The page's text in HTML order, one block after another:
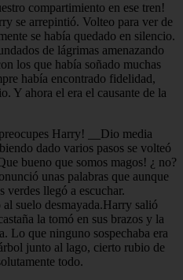
compartimiento en ese tren!
se arrepintió. Volteo para ver de
se había quedado en silencio.
de lágrimas amenazando
los que había soñado muchas
había encontrado fidelidad,
Y ahora el era el causante de la
Harry! __Dio media
dado varios pasos se volteó
bueno que somos magos! ¿ no?
unas palabras que aunque
verdes llegó a escuchar.
suelo desmayada.Harry salió
la tomó en sus brazos y la
Lo que ninguno sospechaba era
junto al lago, cierto rubio de
todo.